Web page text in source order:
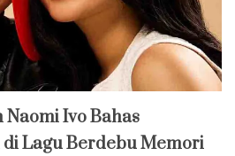
Ivo Bahas
Lagu Berdebu Memori